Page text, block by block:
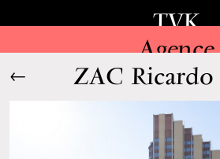
TVK
Agence
← ZAC